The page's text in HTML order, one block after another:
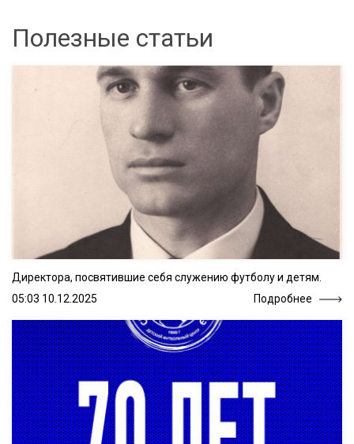
Полезные статьи
Директора, посвятившие себя служению футболу и детям.
05:03 10.12.2025
Подробнее